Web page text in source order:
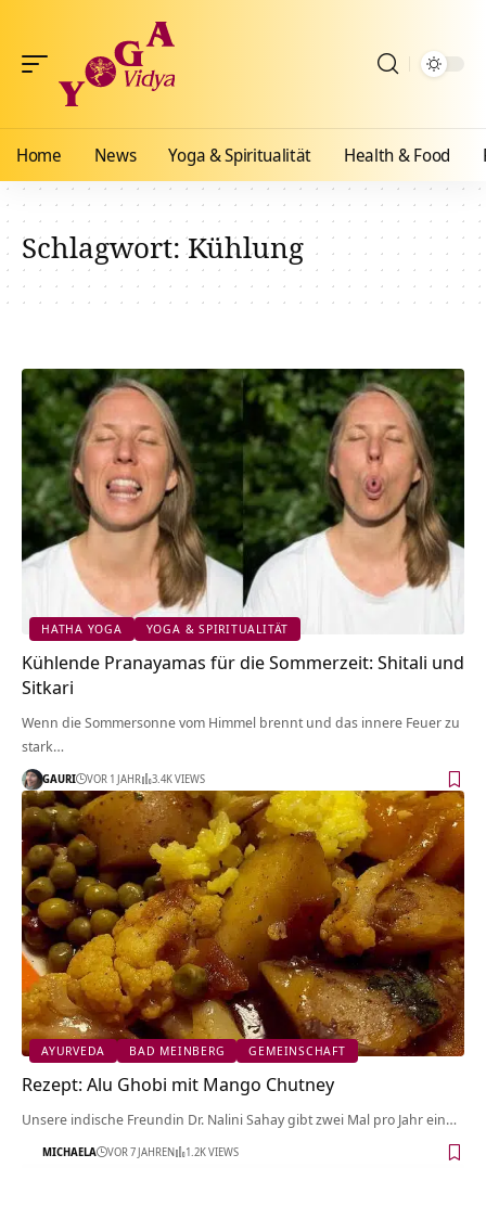
Home News Yoga & Spiritualität Health & Food
Schlagwort:Kühlung
HATHA YOGA YOGA & SPIRITUALITÄT
Kühlende Pranayamas für die Sommerzeit: Shitali und
Sitkari
Wenn die Sommersonne vom Himmel brennt und das innere Feuer zu
stark…
GAURI VOR 1 JAHR 3.4K VIEWS
AYURVEDA BAD MEINBERG GEMEINSCHAFT
Rezept: Alu Ghobi mit Mango Chutney
Unsere indische Freundin Dr. Nalini Sahay gibt zwei Mal pro Jahr ein…
MICHAELA VOR 7 JAHREN 1.2K VIEWS